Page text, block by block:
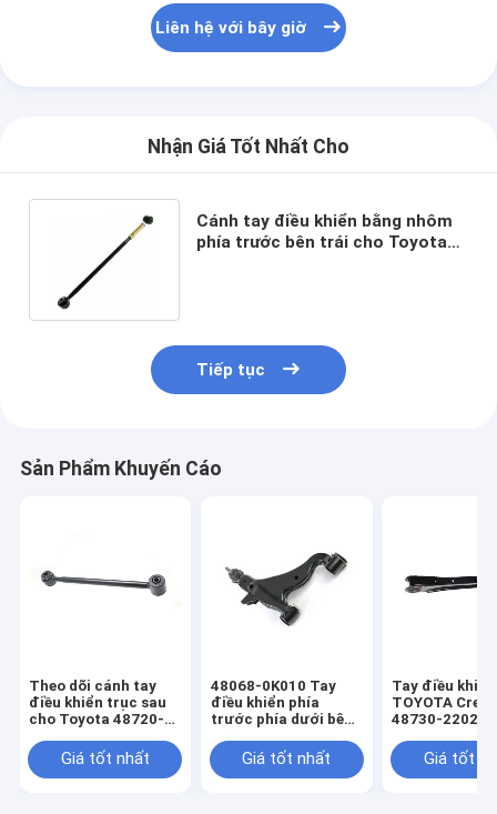
Liên hệ với bây giờ
Nhận Giá Tốt Nhất Cho
Cánh tay điều khiển bằng nhôm
phía trước bên trái cho Toyota
Tiếp tục
Sản Phẩm Khuyến Cáo
Theo dõi cánh tay
điều khiển trục sau
cho Toyota 48720-
Giá tốt nhất
48068-0K010 Tay
điều khiển phía
trước phía dưới bên
điều khiển phía dưới
của TOYOTA hilux
Giá tốt nhất
Tay điều khiển
TOYOTA
48730-22020
Giá tốt